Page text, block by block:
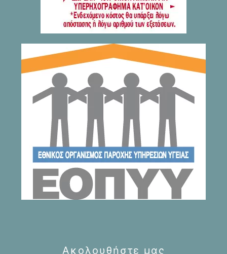
Ακολουθήστε μας